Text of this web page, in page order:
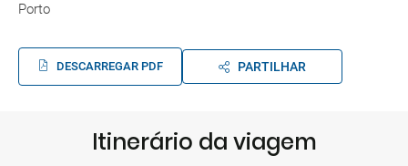
Porto
DESCARREGAR PDF PARTILHAR
Itinerário da viagem